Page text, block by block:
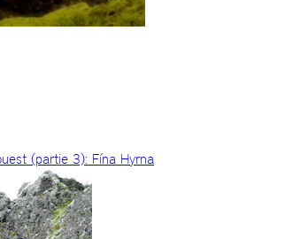
(partie 3): Fína Hyrna